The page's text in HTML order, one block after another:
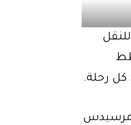
للنقل
كل رحلة.
تقدم سيارات مرسيدس